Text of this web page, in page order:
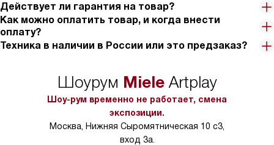
Действует ли гарантия на товар?
Как можно оплатить товар, и когда внести
оплату?
Техника в наличии в России или это предзаказ?
Шоурум MieleArtplay
Шоу-рум временно не работает, смена
экспозиции.
Москва, Нижняя Сыромятническая 10 с3,
вход 3а.